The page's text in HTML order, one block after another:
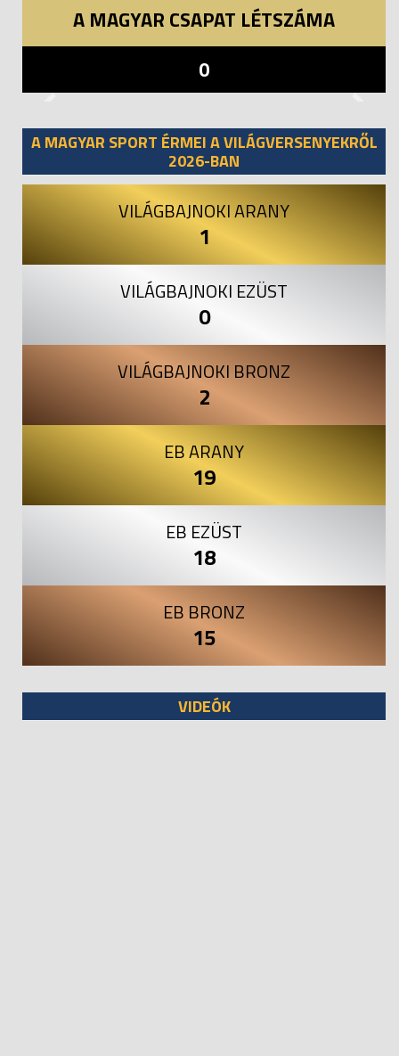
A MAGYAR CSAPAT LÉTSZÁMA
0
A MAGYAR SPORT ÉRMEI A VILÁGVERSENYEKRŐL
2026-BAN
VILÁGBAJNOKI ARANY
1
VILÁGBAJNOKI EZÜST
0
VILÁGBAJNOKI BRONZ
2
EB ARANY
19
EB EZÜST
18
EB BRONZ
15
VIDEÓK